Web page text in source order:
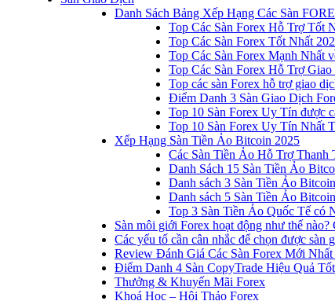
Danh Sách Bảng Xếp Hạng Các Sàn
Top Các Sàn Forex Hỗ Trợ Tốt
Top Các Sàn Forex Tốt Nhất
Top Các Sàn Forex Mạnh Nhất
Top Các Sàn Forex Hỗ Trợ
Top các sàn Forex hỗ trợ giao
Điểm Danh 3 Sàn Giao Dịch
Top 10 Sàn Forex Uy Tín được
Top 10 Sàn Forex Uy Tín Nhất
Xếp Hạng Sàn Tiền Ảo Bitcoin 2025
Các Sàn Tiền Ảo Hỗ Trợ Thanh
Danh Sách 15 Sàn Tiền Ảo
Danh sách 3 Sàn Tiền Ảo
Danh sách 5 Sàn Tiền Ảo
Top 3 Sàn Tiền Ảo Quốc Tế có
Sàn môi giới Forex hoạt động như thế
Các yếu tố cần cân nhắc để chọn được sàn
Review Đánh Giá Các Sàn Forex Mới Nhất
Điểm Danh 4 Sàn CopyTrade Hiệu Quả
Thưởng & Khuyến Mãi Forex
Khoá Học – Hội Thảo Forex